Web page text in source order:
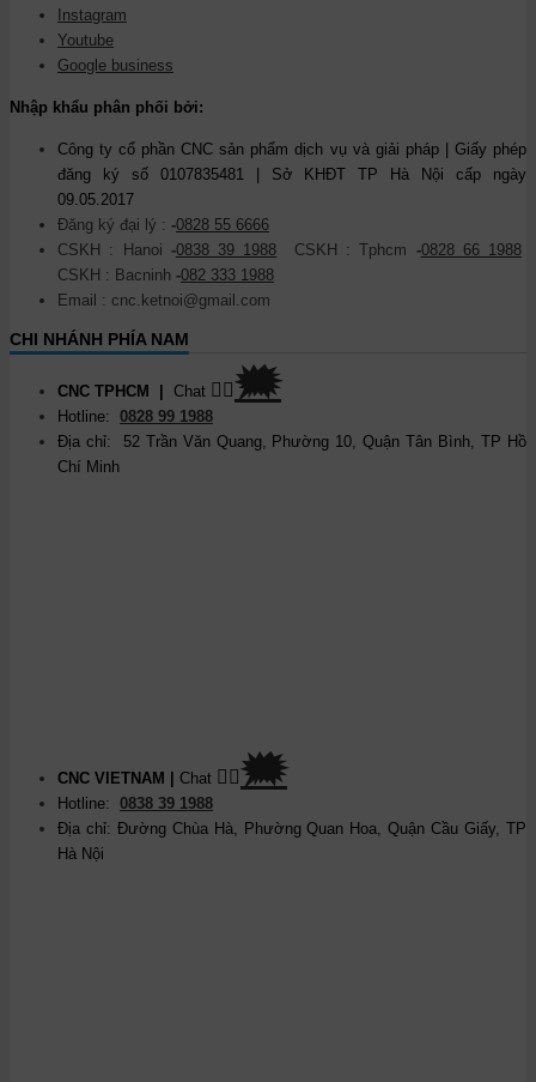
Instagram
Youtube
Google business
Nhập khẩu phân phối bởi:
Công ty cổ phần CNC sản phẩm dịch vụ và giải pháp | Giấy phép
đăng ký số 0107835481 | Sở KHĐT TP Hà Nội cấp ngày
09.05.2017
Đăng ký đại lý : -0828 55 6666
CSKH : Hanoi -0838 39 1988 CSKH : Tphcm -0828 66 1988
CSKH : Bacninh -082 333 1988
Email : cnc.ketnoi@gmail.com
CHI NHÁNH PHÍA NAM
CNC TPHCM | Chat 👉🏽🗯
Hotline: 0828 99 1988
Địa chỉ: 52 Trần Văn Quang, Phường 10, Quận Tân Bình, TP Hồ
Chí Minh
CNC VIETNAM | Chat 👉🏽🗯
Hotline: 0838 39 1988
Địa chỉ: Đường Chùa Hà, Phường Quan Hoa, Quận Cầu Giấy, TP
Hà Nội